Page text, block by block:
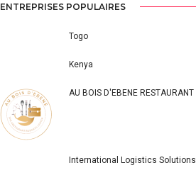
ENTREPRISES POPULAIRES
Togo
Kenya
AU BOIS D'EBENE RESTAURANT
International Logistics Solutions